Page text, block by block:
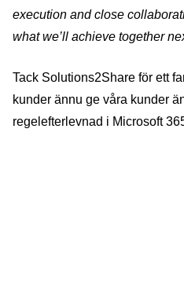
execution and close
what we’ll achieve together
Tack Solutions2Share för ett
kunder ännu ge våra kunder
regelefterlevnad i Microsoft